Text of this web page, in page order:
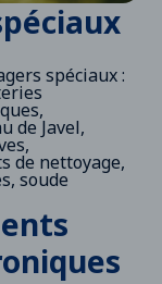
spéciaux :
de Javel,
de nettoyage,
soude